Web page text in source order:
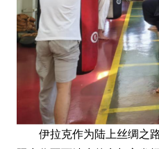
伊拉克作为陆上丝绸之